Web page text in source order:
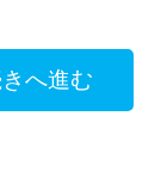
へ進む